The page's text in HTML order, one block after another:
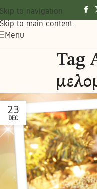
Skip to navigation
Skip to main content
Menu
Tag
23
DEC